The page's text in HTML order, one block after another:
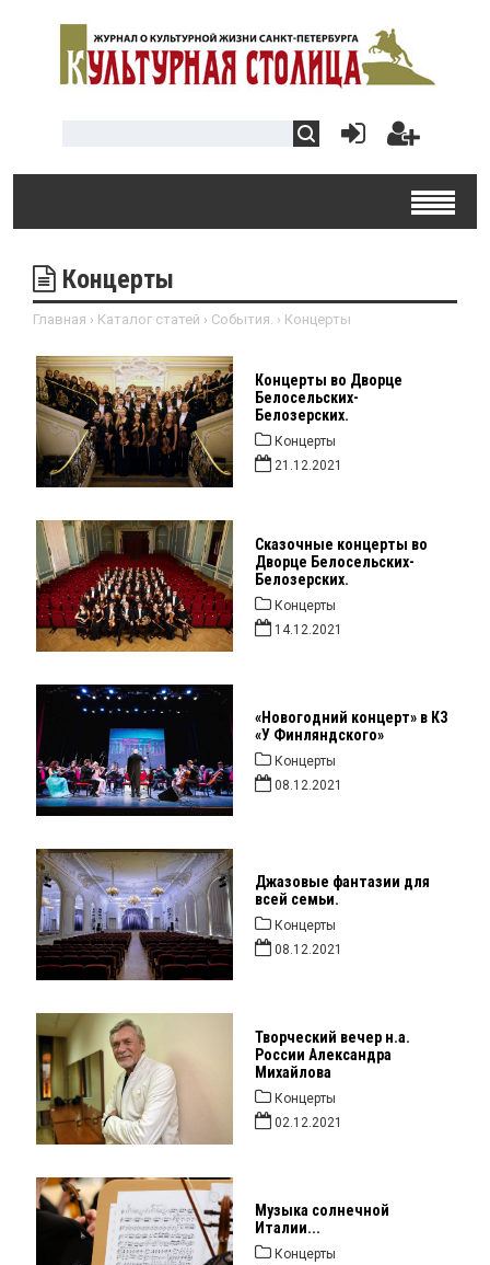
Концерты
Главная › Каталог статей › События. › Концерты
Концерты во Дворце
Белосельских-
Белозерских.
Концерты
21.12.2021
Сказочные концерты во
Дворце Белосельских-
Белозерских.
Концерты
14.12.2021
«Новогодний концерт» в КЗ
«У Финляндского»
Концерты
08.12.2021
Джазовые фантазии для
всей семьи.
Концерты
08.12.2021
Творческий вечер н.а.
России Александра
Михайлова
Концерты
02.12.2021
Музыка солнечной
Италии...
Концерты